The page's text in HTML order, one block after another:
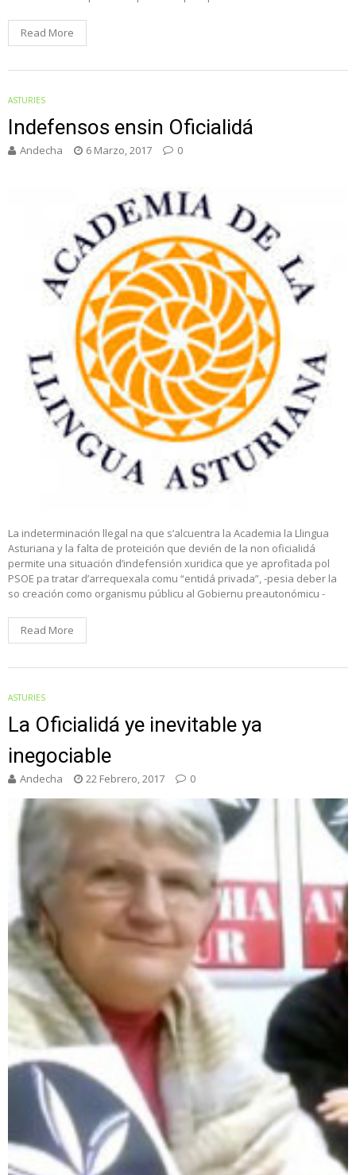
Read More
ASTURIES
Indefensos ensin Oficialidá
Andecha 6 Marzo, 2017 0
La indeterminación llegal na que s’alcuentra la Academia la Llingua
Asturiana y la falta de proteición que devién de la non oficialidá
permite una situación d’indefensión xuridica que ye aprofitada pol
PSOE pa tratar d’arrequexala comu “entidá privada”, -pesia deber la
so creación como organismu públicu al Gobiernu preautonómicu -
Read More
ASTURIES
La Oficialidá ye inevitable ya
inegociable
Andecha 22 Febrero, 2017 0